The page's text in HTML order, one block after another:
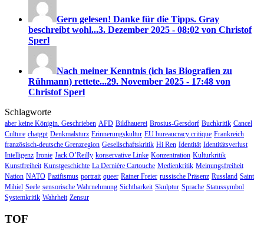
Gern gelesen! Danke für die Tipps. Gray
beschreibt wohl...3. Dezember 2025 - 08:02 von Christof
Sperl
Nach meiner Kenntnis (ich las Biografien zu
Rühmann) rettete...29. November 2025 - 17:48 von
Christof Sperl
Schlagworte
aber keine Königin. Geschrieben AFD Bildhauerei Brosius-Gersdorf Buchkritik Cancel
Culture chatgpt Denkmalsturz Erinnerungskultur EU bureaucracy critique Frankreich
französisch-deutsche Grenzregion Gesellschaftskritik Hi Ren Identität Identitätsverlust
Intelligenz Ironie Jack O’Reilly konservative Linke Konzentration Kulturkritik
Kunstfreiheit Kunstgeschichte La Dernière Cartouche Medienkritik Meinungsfreiheit
Nation NATO Pazifismus portrait queer Rainer Freier russische Präsenz Russland Saint
Mihiel Seele sensorische Wahrnehmung Sichtbarkeit Skulptur Sprache Statussymbol
Systemkritik Wahrheit Zensur
TOF